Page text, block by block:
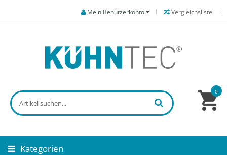
Vergleichsliste
Mein Benutzerkonto
0
Kategorien